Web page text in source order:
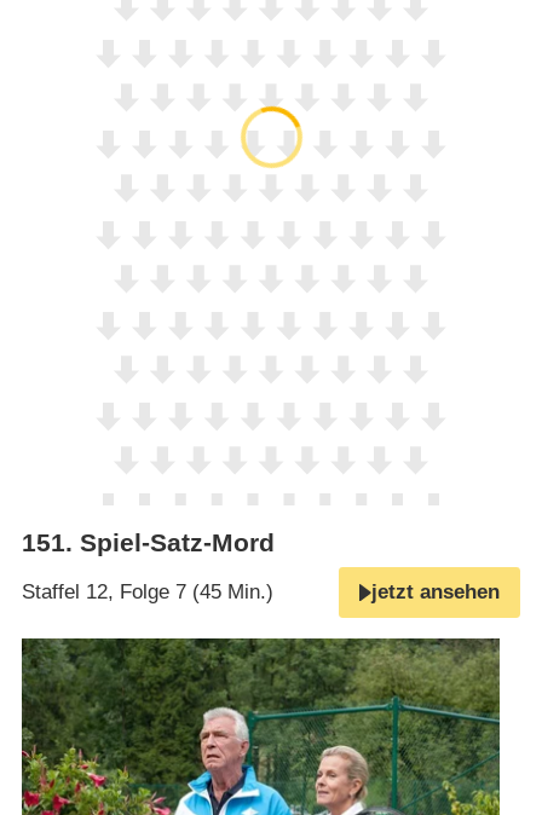
151. Spiel-Satz-Mord
Staffel 12, Folge 7 (45 Min.) jetzt ansehen